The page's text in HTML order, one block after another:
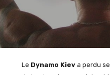
Le Dynamo Kieva perdu